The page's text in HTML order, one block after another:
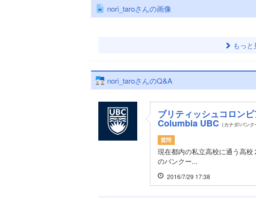
nori_taroさんの画像
もっと
nori_taroさんのQ&A
ブリティッシュコロン
Columbia UBC （カナダ/バンク
質問
現在都内の私立高校に通う高
のバンクー...
2016/7/29 17:38